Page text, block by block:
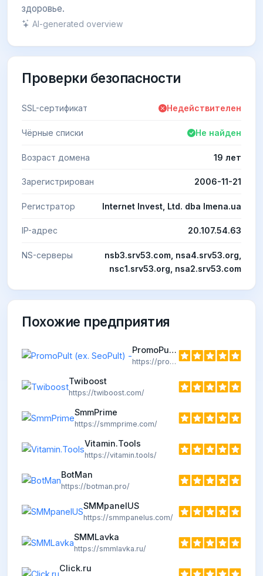
здоровье.
AI-generated overview
Проверки безопасности
SSL-сертификат Недействителен
Чёрные списки Не найден
Возраст домена 19 лет
Зарегистрирован 2006-11-21
Регистратор Internet Invest, Ltd. dba Imena.ua
IP-адрес 20.107.54.63
NS-серверы
nsb3.srv53.com, nsa4.srv53.org,
nsc1.srv53.org, nsa2.srv53.com
Похожие предприятия
PromoPult (ex. SeoPult) -
https://promopult.ru
Twiboost
https://twiboost.com/
SmmPrime
https://smmprime.com/
Vitamin.Tools
https://vitamin.tools/
BotMan
https://botman.pro/
SMMpanelUS
https://smmpanelus.com/
SMMLavka
https://smmlavka.ru/
Click.ru